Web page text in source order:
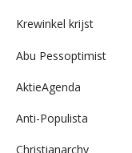
Krewinkel krijst
Abu Pessoptimist
AktieAgenda
Anti-Populista
Christianarchy